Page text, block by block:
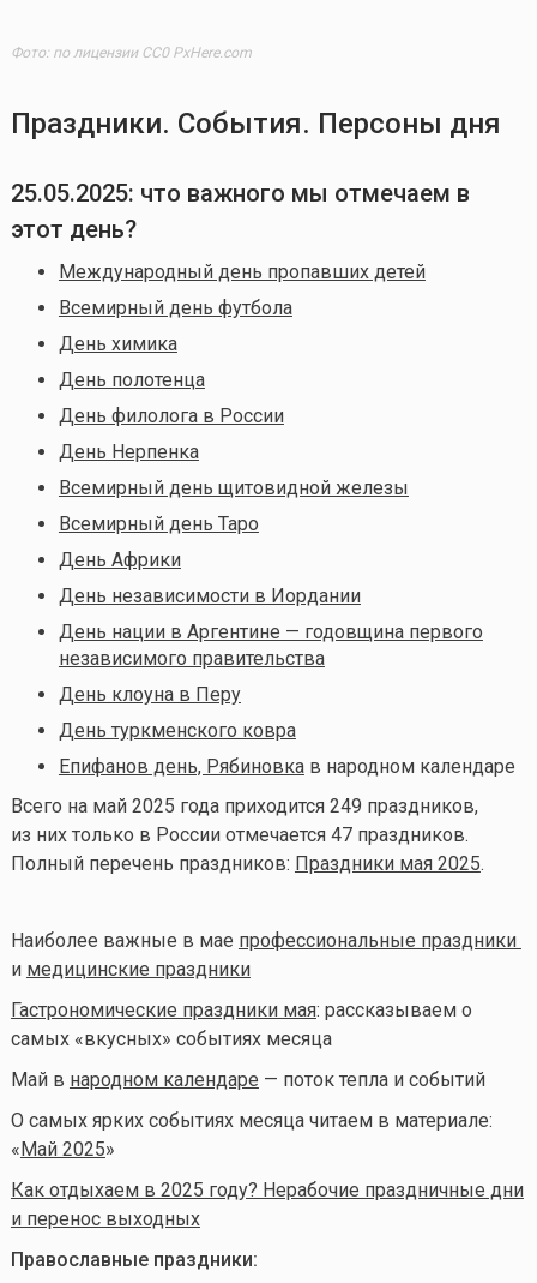
Фото: по лицензии CC0 PxHere.com
Праздники. События. Персоны дня
25.05.2025: что важного мы отмечаем в
этот день?
Международный день пропавших детей
Всемирный день футбола
День химика
День полотенца
День филолога в России
День Нерпенка
Всемирный день щитовидной железы
Всемирный день Таро
День Африки
День независимости в Иордании
День нации в Аргентине — годовщина первого
независимого правительства
День клоуна в Перу
День туркменского ковра
Епифанов день, Рябиновкав народном календаре
Всего на май 2025 года приходится 249 праздников,
из них только в России отмечается 47 праздников.
Полный перечень праздников: Праздники мая 2025.
Наиболее важные в мае профессиональные праздники
и медицинские праздники
Гастрономические праздники мая: рассказываем о
самых «вкусных» событиях месяца
Май в народном календаре — поток тепла и событий
О самых ярких событиях месяца читаем в материале:
«Май 2025»
Как отдыхаем в 2025 году? Нерабочие праздничные дни
и перенос выходных
Православные праздники: